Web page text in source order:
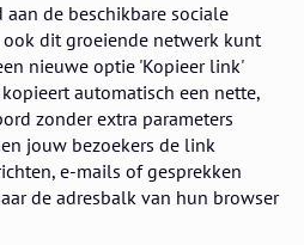
de beschikbare sociale
dit groeiende netwerk kunt
nieuwe optie 'Kopieer link'
automatisch een nette,
zonder extra parameters
jouw bezoekers de link
e-mails of gesprekken
de adresbalk van hun browser